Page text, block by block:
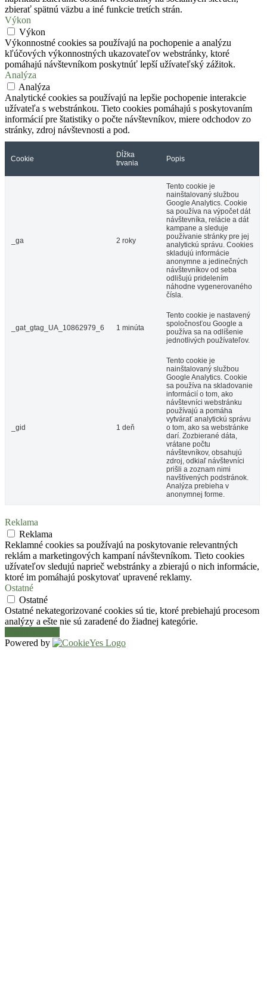
zbierať spätnú väzbu a iné funkcie tretích strán.
Výkon
Výkon
Výkonnostné cookies sa používajú na pochopenie a analýzu
kľúčových výkonnostných ukazovateľov webstránky, ktoré
pomáhajú návštevníkom poskytnúť lepší užívateľský zážitok.
Analýza
Analýza
Analytické cookies sa používajú na lepšie pochopenie interakcie
užívateľa s webstránkou. Tieto cookies pomáhajú s poskytovaním
informácií pre štatistiky o počte návštevníkov, miere odchodov zo
stránky, zdroj návštevnosti a pod.
Cookie
Dĺžka
trvania
Popis
_ga 2 roky
Tento cookie je
nainštalovaný službou
Google Analytics. Cookie
sa používa na výpočet dát
návštevníka, relácie a dát
kampane a sleduje
používanie stránky pre jej
analytickú správu. Cookies
skladujú informácie
anonymne a jedinečných
návštevníkov od seba
odlišujú pridelením
náhodne vygenerovaného
čísla.
_gat_gtag_UA_10862979_6 1 minúta
Tento cookie je nastavený
spoločnosťou Google a
používa sa na odlíšenie
jednotlivých používateľov.
_gid 1 deň
Tento cookie je
nainštalovaný službou
Google Analytics. Cookie
sa používa na skladovanie
informácií o tom, ako
návštevníci webstránku
používajú a pomáha
vytvárať analytickú správu
o tom, ako sa webstránke
darí. Zozbierané dáta,
vrátane počtu
návštevníkov, obsahujú
zdroj, odkiaľ návštevníci
prišli a zoznam nimi
navštívených podstránok.
Analýza prebieha v
anonymnej forme.
Reklama
Reklama
Reklamné cookies sa používajú na poskytovanie relevantných
reklám a marketingových kampaní návštevníkom. Tieto cookies
užívateľov sledujú naprieč webstránky a zbierajú o nich informácie,
ktoré im pomáhajú poskytovať upravené reklamy.
Ostatné
Ostatné
Ostatné nekategorizované cookies sú tie, ktoré prebiehajú procesom
analýzy a ešte nie sú zaradené do žiadnej kategórie.
Powered by